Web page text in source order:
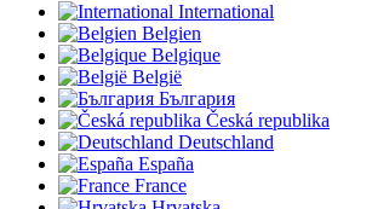
International
Belgien
Belgique
België
България
Česká republika
Deutschland
España
France